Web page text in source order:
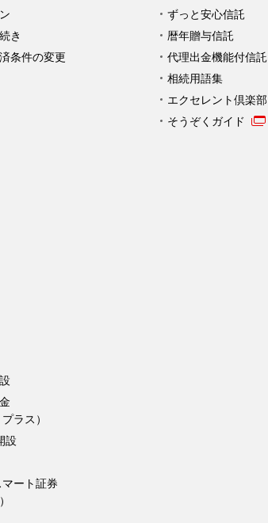
き
条件の変更
ずっと安心信託
暦年贈与信託
代理出金機能付信託
相続用語集
エクセレント倶楽部
そうぞくガイド
ラス）
設
ート証券